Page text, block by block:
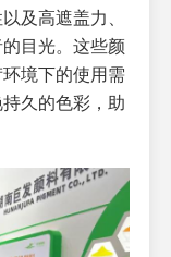
及高遮盖力、
目光。这些颜
境下的使用需
久的色彩，助